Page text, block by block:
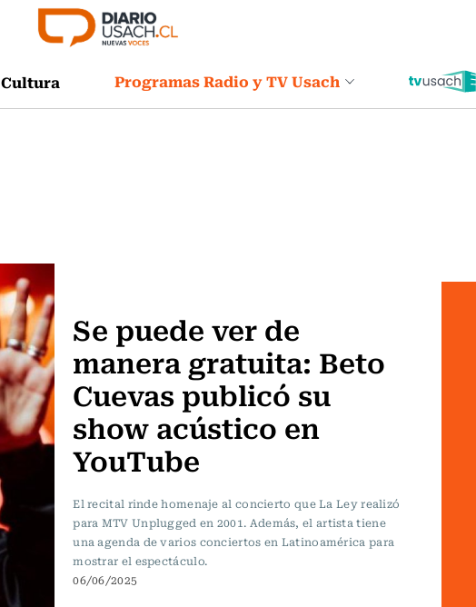
Cultura Programas Radio y TV Usach
Se puede ver de
manera gratuita: Beto
Cuevas publicó su
show acústico en
YouTube
El recital rinde homenaje al concierto que La Ley realizó
para MTV Unplugged en 2001. Además, el artista tiene
una agenda de varios conciertos en Latinoamérica para
mostrar el espectáculo.
06/06/2025